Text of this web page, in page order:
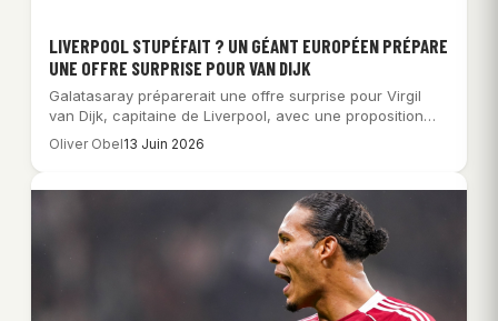
LIVERPOOL STUPÉFAIT ? UN GÉANT EUROPÉEN PRÉPARE
UNE OFFRE SURPRISE POUR VAN DIJK
Galatasaray préparerait une offre surprise pour Virgil
van Dijk, capitaine de Liverpool, avec une proposition…
Oliver Obel13 Juin 2026